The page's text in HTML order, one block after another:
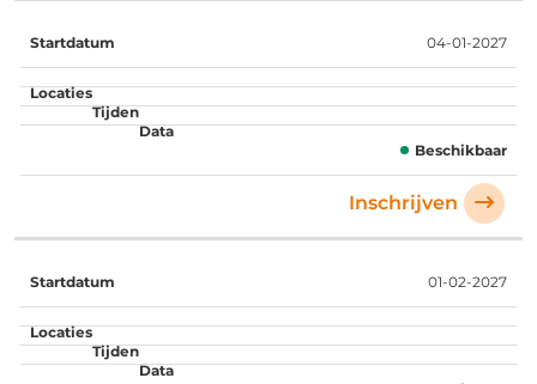
04-01-2027
Beschikbaar
Inschrijven
01-02-2027